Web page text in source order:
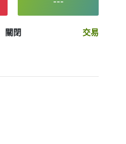
關閉 交易